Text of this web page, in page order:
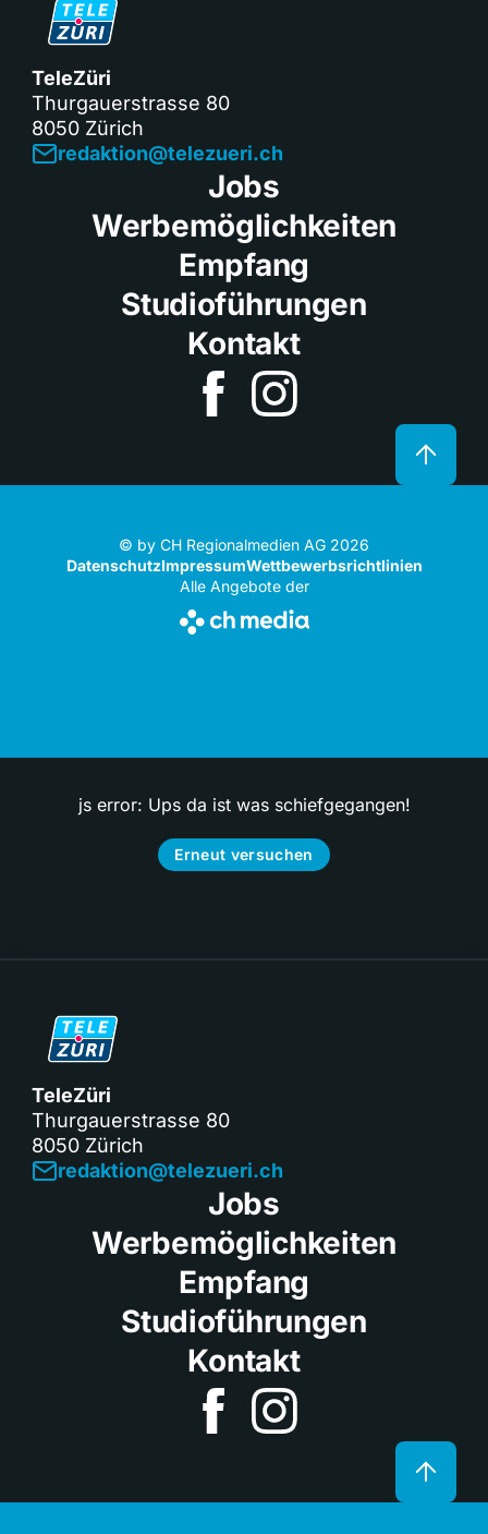
TeleZüri
Thurgauerstrasse 80
8050 Zürich
redaktion@telezueri.ch
Jobs
Werbemöglichkeiten
Empfang
Studioführungen
Kontakt
© by CH Regionalmedien AG 2026
DatenschutzImpressumWettbewerbsrichtlinien
Alle Angebote der
js error: Ups da ist was schiefgegangen!
Erneut versuchen
TeleZüri
Thurgauerstrasse 80
8050 Zürich
redaktion@telezueri.ch
Jobs
Werbemöglichkeiten
Empfang
Studioführungen
Kontakt